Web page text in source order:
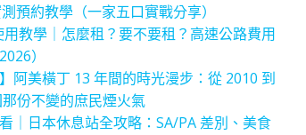
預約教學（一家五口實戰分享）
用教學｜怎麼租？要不要租？高速公路費用
）
】阿美橫丁 13 年間的時光漫步：從 2010 到
份不變的庶民煙火氣
｜日本休息站全攻略：SA/PA 差別、美食